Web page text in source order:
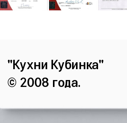
"Кухни Кубинка"
© 2008 года.